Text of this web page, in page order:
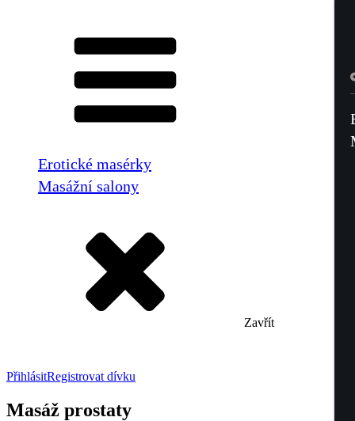
Erotické masérky
Masážní salony
Zavřít
PřihlásitRegistrovat dívku
Masáž prostaty